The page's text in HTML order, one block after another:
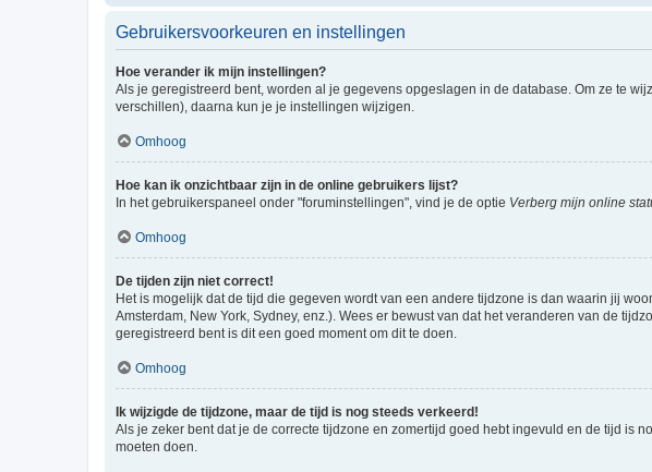
Gebruikersvoorkeuren en instellingen
Hoe verander ik mijn instellingen?
Als je geregistreerd bent, worden al je gegevens opgeslagen in de database. Om ze te
verschillen), daarna kun je je instellingen wijzigen.
Omhoog
Hoe kan ik onzichtbaar zijn in de online gebruikers lijst?
In het gebruikerspaneel onder "foruminstellingen", vind je de optie Verberg mijn online
Omhoog
De tijden zijn niet correct!
Het is mogelijk dat de tijd die gegeven wordt van een andere tijdzone is dan waarin jij
Amsterdam, New York, Sydney, enz.). Wees er bewust van dat het veranderen van de
geregistreerd bent is dit een goed moment om dit te doen.
Omhoog
Ik wijzigde de tijdzone, maar de tijd is nog steeds verkeerd!
Als je zeker bent dat je de correcte tijdzone en zomertijd goed hebt ingevuld en de tijd is
moeten doen.